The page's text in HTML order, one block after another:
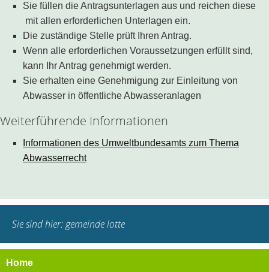
Sie füllen die Antragsunterlagen aus und reichen diese
mit allen erforderlichen Unterlagen ein.
Die zuständige Stelle prüft Ihren Antrag.
Wenn alle erforderlichen Voraussetzungen erfüllt sind,
kann Ihr Antrag genehmigt werden.
Sie erhalten eine Genehmigung zur Einleitung von
Abwasser in öffentliche Abwasseranlagen
Weiterführende Informationen
Informationen des Umweltbundesamts zum Thema
Abwasserrecht
Sie sind hier:gemeinde lotte
Home